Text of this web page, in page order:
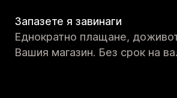
Запазете я завинаги
Еднократно плащане,
Вашия магазин. Без срок на